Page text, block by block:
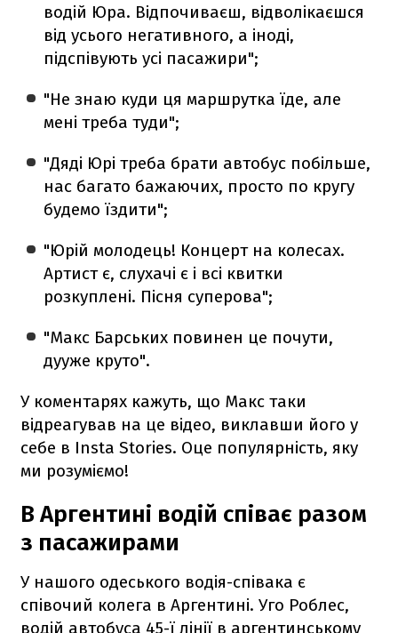
водій Юра. Відпочиваєш, відволікаєшся
від усього негативного, а іноді,
підспівують усі пасажири";
"Не знаю куди ця маршрутка їде, але
мені треба туди";
"Дяді Юрі треба брати автобус побільше,
нас багато бажаючих, просто по кругу
будемо їздити";
"Юрій молодець! Концерт на колесах.
Артист є, слухачі є і всі квитки
розкуплені. Пісня суперова";
"Макс Барських повинен це почути,
дууже круто".
У коментарях кажуть, що Макс таки
відреагував на це відео, виклавши його у
себе в Insta Stories. Оце популярність, яку
ми розуміємо!
В Аргентині водій співає разом
з пасажирами
У нашого одеського водія-співака є
співочий колега в Аргентині. Уго Роблес,
водій автобуса 45-ї лінії в аргентинському